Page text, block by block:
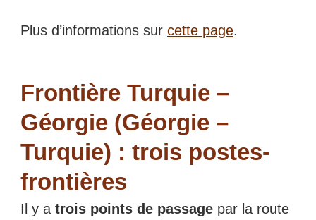
Plus d’informations sur cette page.
Frontière Turquie –
Géorgie (Géorgie –
Turquie) : trois postes-
frontières
Il y a trois points de passage par la route